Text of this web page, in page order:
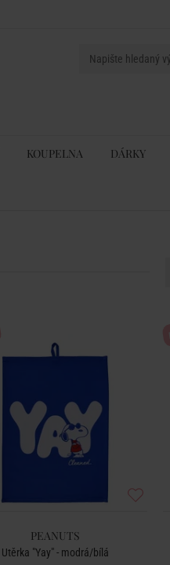
KOUPELNA DÁRKY
PEANUTS
Utěrka "Yay" - modrá/bílá